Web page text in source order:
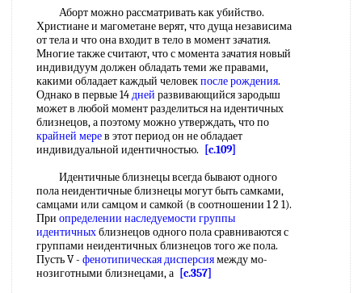
Аборт можно рассматривать как убийство.
Христиане и магометане верят, что дуща независима
от тела и что она входит в тело в момент зачатия.
Многие также считают, что с момента зачатия новый
индивидуум должен обладать теми же правами,
какими обладает каждый человекпосле рождения.
Однако в первые 14дней развивающийся зародыш
может в любой момент разделиться на идентичных
близнецов, а поэтому можно утверждать, что по
крайней мерев этот период он не обладает
индивидуальной идентичностью.
[c.109]
Идентичные близнецы всегда бывают одного
пола неидентичные близнецы могут быть самками,
самцами или самцом и самкой (в соотношении 1 2 1).
При определении наследуемости группы
идентичныхблизнецов одного пола сравниваются с
группами неидентичных близнецов того же пола.
Пусть V - фенотипическая дисперсиямежду мо-
нозиготными близнецами, а [c.357]